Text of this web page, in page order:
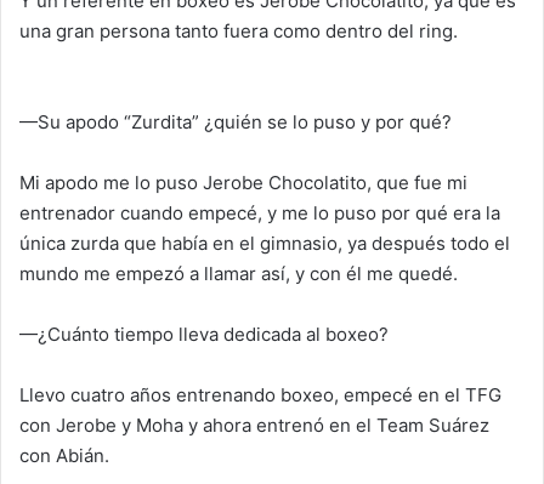
una gran persona tanto fuera como dentro del ring.
—Su apodo “Zurdita” ¿quién se lo puso y por qué?
Mi apodo me lo puso Jerobe Chocolatito, que fue mi
entrenador cuando empecé, y me lo puso por qué era la
única zurda que había en el gimnasio, ya después todo el
mundo me empezó a llamar así, y con él me quedé.
—¿Cuánto tiempo lleva dedicada al boxeo?
Llevo cuatro años entrenando boxeo, empecé en el TFG
con Jerobe y Moha y ahora entrenó en el Team Suárez
con Abián.